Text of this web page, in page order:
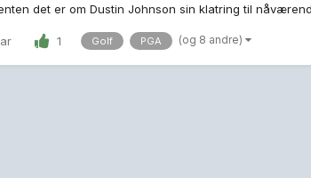
det er om Dustin Johnson sin klatring til
1 Golf PGA (og 8 andre)